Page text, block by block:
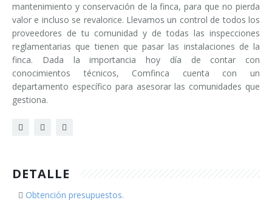
mantenimiento y conservación de la finca, para que no pierda
valor e incluso se revalorice. Llevamos un control de todos los
proveedores de tu comunidad y de todas las inspecciones
reglamentarias que tienen que pasar las instalaciones de la
finca. Dada la importancia hoy día de contar con
conocimientos técnicos, Comfinca cuenta con un
departamento específico para asesorar las comunidades que
gestiona.
DETALLE
Obtención presupuestos.